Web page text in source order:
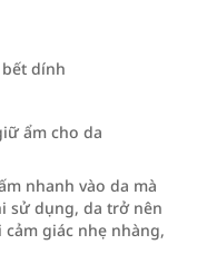
dính
ẩm cho da
nhanh vào da mà
sử dụng, da trở nên
giác nhẹ nhàng,